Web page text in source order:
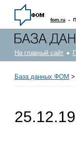
fom.ru ·
На главный сайт
База данных ФОМ >